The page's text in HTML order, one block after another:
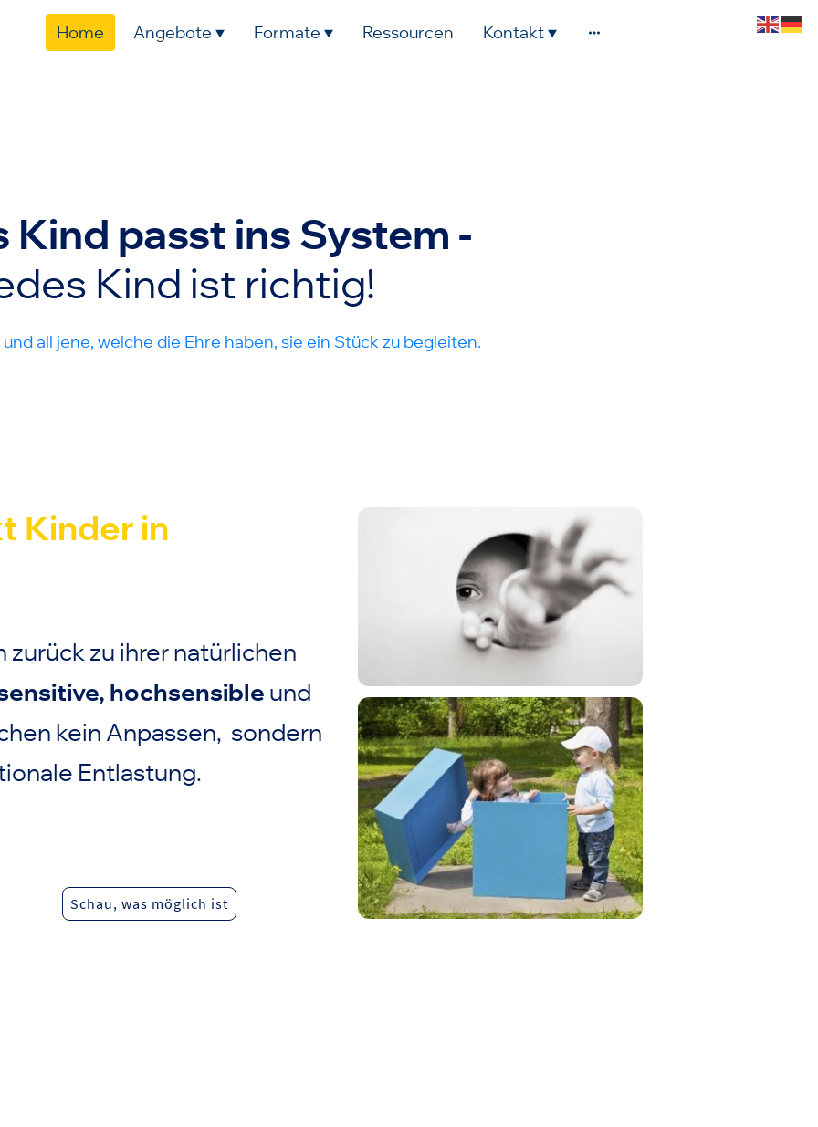
Home Angebote Formate Ressourcen Kontakt
Kind passt ins System -
Kind ist richtig!
all jene, welche die Ehre haben, sie ein Stück zu begleiten.
Kinder in
zurück zu ihrer natürlichen
hochsensible und
kein Anpassen, sondern
Entlastung.
Schau, was möglich ist